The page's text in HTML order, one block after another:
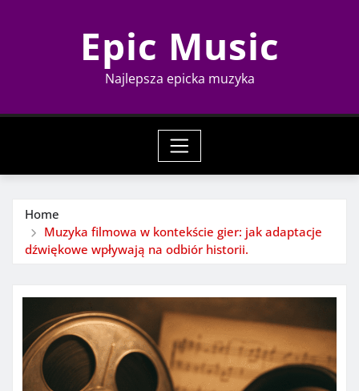
Epic Music
Najlepsza epicka muzyka
Home
Muzyka filmowa w kontekście gier: jak adaptacje
dźwiękowe wpływają na odbiór historii.